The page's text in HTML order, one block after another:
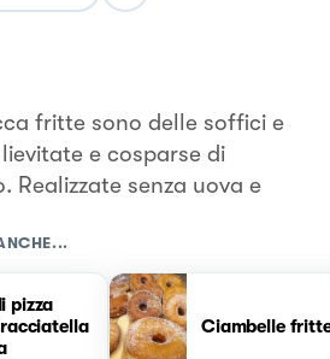
fritte sono delle soffici e
e cosparse di
Realizzate senza uova e
pizza
Ciambelle